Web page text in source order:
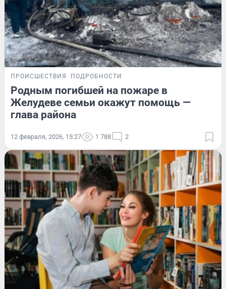
ПРОИСШЕСТВИЯ ПОДРОБНОСТИ
Родным погибшей на пожаре в
Желудеве семьи окажут помощь —
глава района
12 февраля, 2026, 15:27 1 788 2